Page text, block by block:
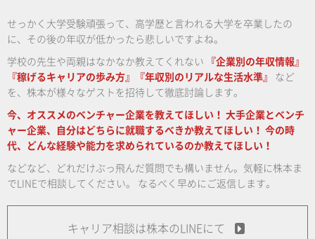
せっかく大学受験頑張って、高学歴と言われる大学を卒業したの
に、その後の年収が低かったら悲しいですよね。
学校の先生や両親はなかなか教えてくれない
『企業別の年収情報』
『稼げるキャリアの歩み方』『年収別のリアルな生活水準』
など
を、株本が様々なゲストを招待して徹底討論します。
今、オススメのベンチャー企業を教えてほしい！ 大手企業とベンチ
ャー企業、自分はどちらに就職するべきか教えてほしい！ 今の時
代、どんな経験や能力を求められているのか教えてほしい！
などなど、どれだけぶっ飛んだ質問でも構いません。気軽に株本ま
でLINEで相談してください。
なるべく早めにご返信します。
キャリア相談は株本のLINEにて